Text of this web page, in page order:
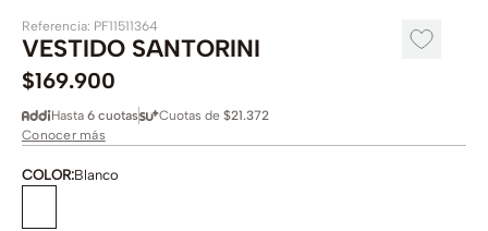
Referencia: PF11511364
VESTIDO SANTORINI
$169.900
Hasta 6 cuotas Cuotas de $21.372
Conocer más
COLOR:Blanco